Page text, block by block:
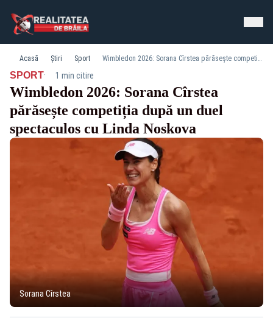
Acasă Știri Sport Wimbledon 2026: Sorana Cîrstea părăsește competiția după un duel spectaculos cu Linda Noskova
SPORT· 1 min citire
Wimbledon 2026: Sorana Cîrstea
părăsește competiția după un duel
spectaculos cu Linda Noskova
Sorana Cîrstea